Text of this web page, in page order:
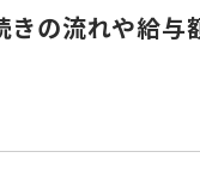
の流れや給与